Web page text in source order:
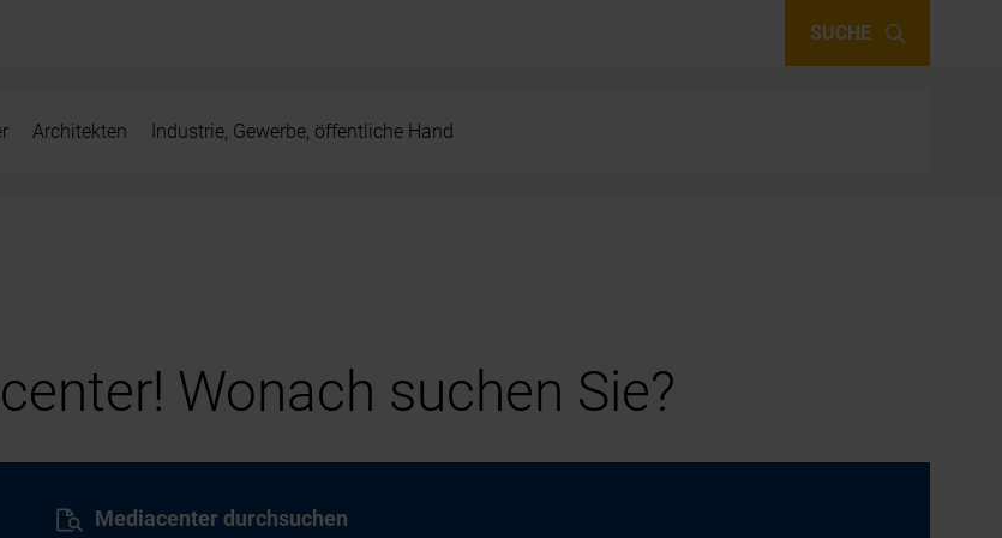
SUCHE
Architekten Industrie, Gewerbe, öffentliche Hand
Wonach suchen Sie?
Mediacenter durchsuchen